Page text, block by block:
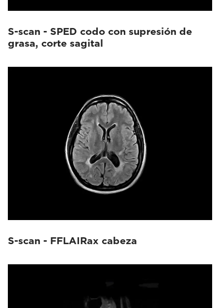
S-scan - SPED codo con supresión de
grasa, corte sagital
S-scan - FFLAIRax cabeza